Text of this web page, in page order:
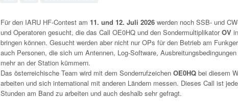
Für den IARU HF-Contest am 11. und 12. Juli 2026 werden noch SSB- und
und Operatoren gesucht, die das Call OE0HQ und den SondermultiplikatorOV
bringen können. Gesucht werden aber nicht nur OPs für den Betrieb am
auch Personen, die sich um Antennen, Log-Software,
mehr an der Station kümmern.
Das österreichische Team wird mit dem SonderrufzeichenOE0HQ bei diesem
arbeiten und sich international mit anderen Ländern messen. Dieses Call ist
Stunden am Band zu arbeiten und auch deshalb sehr gefragt.